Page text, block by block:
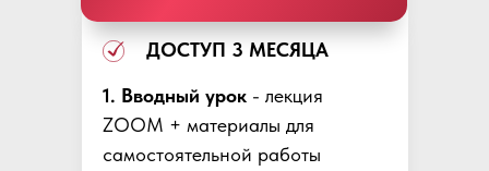
ДОСТУП 3 МЕСЯЦА
1. Вводный урок - лекция
ZOOM + материалы для
самостоятельной работы